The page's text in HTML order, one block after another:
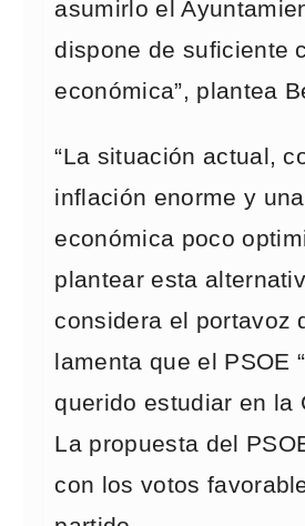
asumirlo el
dispone de suficiente
económica”, plantea
“La situación actual,
inflación enorme y
económica poco
plantear esta
considera el portavoz
lamenta que el PSOE
querido estudiar en la
La propuesta del
con los votos